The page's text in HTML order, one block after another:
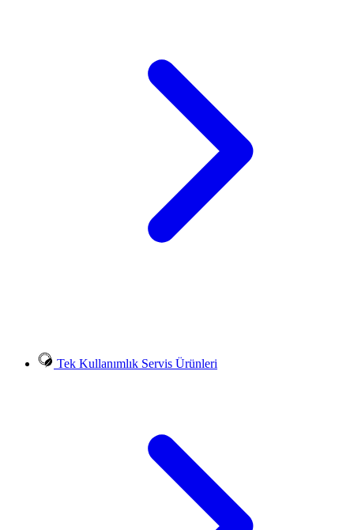
Tek Kullanımlık Servis Ürünleri